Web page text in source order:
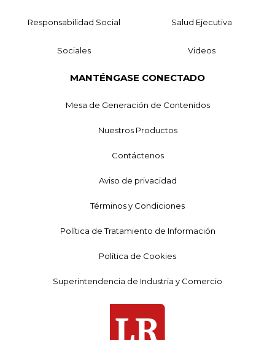
Responsabilidad Social Salud Ejecutiva
Sociales Videos
MANTÉNGASE CONECTADO
Mesa de Generación de Contenidos
Nuestros Productos
Contáctenos
Aviso de privacidad
Términos y Condiciones
Política de Tratamiento de Información
Política de Cookies
Superintendencia de Industria y Comercio